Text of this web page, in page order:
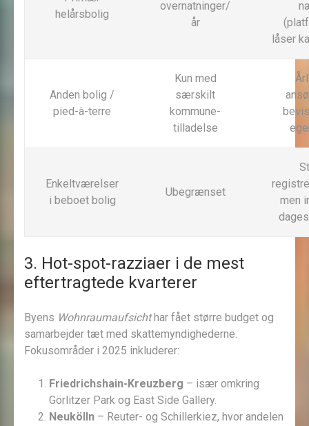
helårsbolig
overnatninger/
år
låser
Anden bolig /
pied-à-terre
Kun med
særskilt
kommune-
tilladelse
Enkeltværelser
i beboet bolig
Ubegrænset
men
3. Hot-spot-razziaer i de mest
eftertragtede kvarterer
Byens Wohnraumaufsichthar fået større budget og
samarbejder tæt med skattemyndighederne.
Fokusområder i 2025 inkluderer:
Friedrichshain-Kreuzberg – især omkring
Görlitzer Park og East Side Gallery.
Neukölln – Reuter- og Schillerkiez, hvor andelen